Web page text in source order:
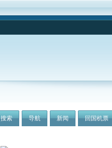
搜索 导航 新闻 回国机票